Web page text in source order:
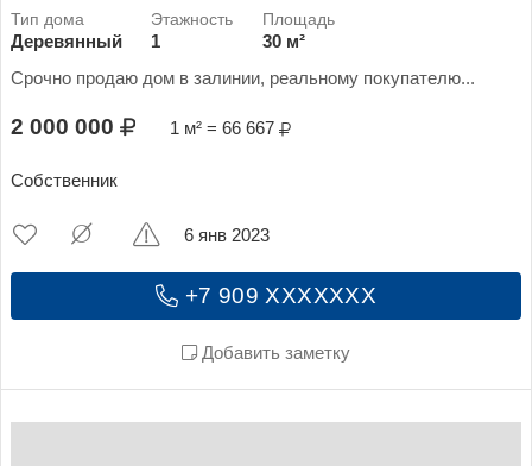
Деревянный 1
30 м²
Срочно продаю дом в залинии, реальному покупателю...
2 000 000 1 м² = 66 667
Собственник
+7 909 XXXXXXX
Добавить заметку
6 янв 2023